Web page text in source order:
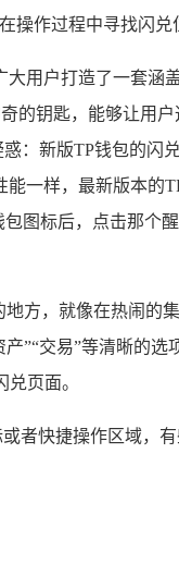
操作过程中寻找闪兑
用户打造了一套涵
的钥匙，能够让用
：新版TP钱包的闪
一样，最新版本的
图标后，点击那个
方，就像在热闹的
”“交易”等清晰的
页面。
者快捷操作区域，